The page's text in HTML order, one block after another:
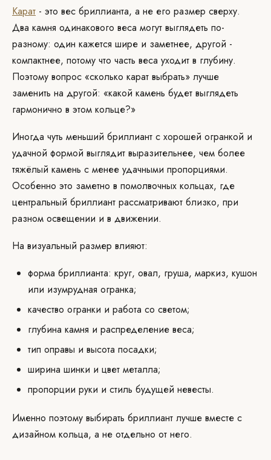
Карат - это вес бриллианта, а не его размер сверху.
Два камня одинакового веса могут выглядеть по-
разному: один кажется шире и заметнее, другой -
компактнее, потому что часть веса уходит в глубину.
Поэтому вопрос «сколько карат выбрать» лучше
заменить на другой: «какой камень будет выглядеть
гармонично в этом кольце?»
Иногда чуть меньший бриллиант с хорошей огранкой и
удачной формой выглядит выразительнее, чем более
тяжёлый камень с менее удачными пропорциями.
Особенно это заметно в помолвочных кольцах, где
центральный бриллиант рассматривают близко, при
разном освещении и в движении.
На визуальный размер влияют:
форма бриллианта: круг, овал, груша, маркиз, кушон
или изумрудная огранка;
качество огранки и работа со светом;
глубина камня и распределение веса;
тип оправы и высота посадки;
ширина шинки и цвет металла;
пропорции руки и стиль будущей невесты.
Именно поэтому выбирать бриллиант лучше вместе с
дизайном кольца, а не отдельно от него.